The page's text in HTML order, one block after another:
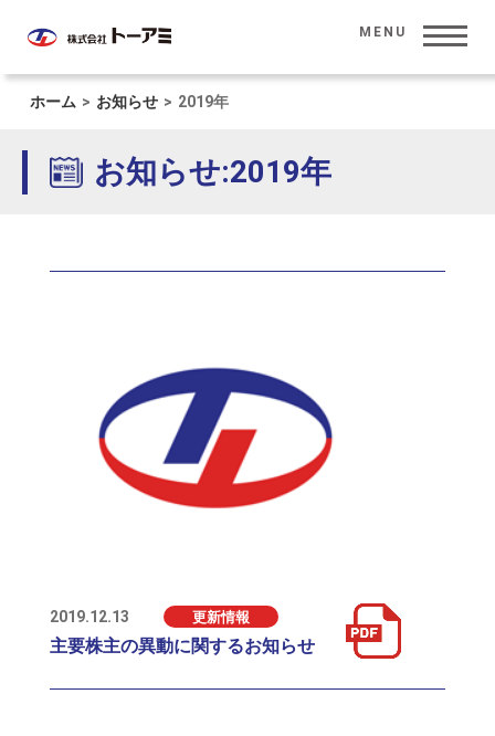
MENU
HOME
ホーム
CORPORATE INFORMATION
会社情報
SUSTAINABILITY
サステナビリティ
ホーム > お知らせ > 2019年
お知らせ:2019年
2019.12.13 更新情報
主要株主の異動に関するお知らせ